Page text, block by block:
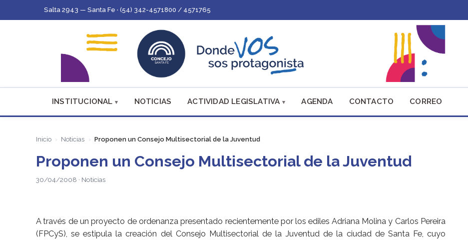
Salta 2943 — Santa Fe · (54) 342-4571800 / 4571765
INSTITUCIONAL NOTICIAS ACTIVIDAD LEGISLATIVA AGENDA CONTACTO CORREO
Inicio Noticias Proponen un Consejo Multisectorial de la Juventud
Proponen un Consejo Multisectorial de la Juventud
30/04/2008 · Noticias
A través de un proyecto de ordenanza presentado recientemente por los ediles Adriana Molina y Carlos Pereira
(FPCyS), se estipula la creación del Consejo Multisectorial de la Juventud de la ciudad de Santa Fe, cuyo